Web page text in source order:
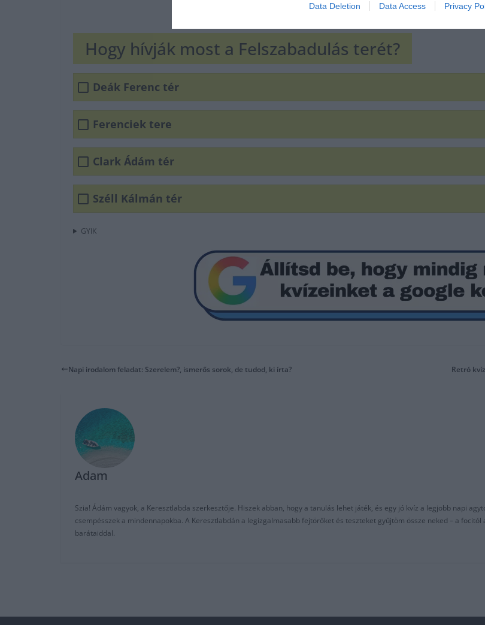
Data Deletion Data Access Privacy
Hogy hívják most a Felszabadulás terét?
Deák Ferenc tér
Ferenciek tere
Clark Ádám tér
Széll Kálmán tér
GYIK
Napi irodalom feladat: Szerelem?, ismerős sorok, de tudod, ki írta? Retró
Adam
Szia! Ádám vagyok, a Keresztlabda szerkesztője. Hiszek abban, hogy a tanulás lehet játék, és egy jó kvíz a legjobb napi
csempésszek a mindennapokba. A Keresztlabdán a legizgalmasabb fejtörőket és teszteket gyűjtöm össze neked – a
barátaiddal.